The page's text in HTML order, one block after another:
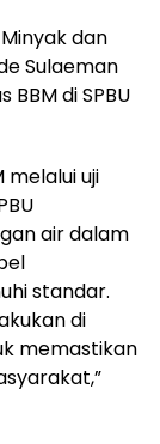
dan
Sulaeman
di SPBU
melalui uji
air dalam
standar.
di
memastikan